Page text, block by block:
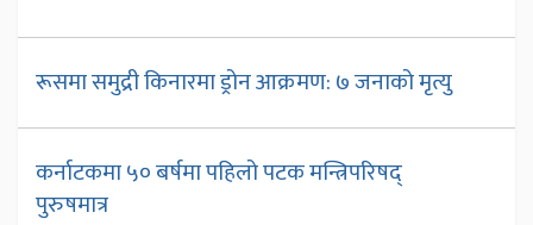
रूसमा समुद्री किनारमा ड्रोन आक्रमण: ७ जनाको मृत्यु
कर्नाटकमा ५० बर्षमा पहिलो पटक मन्त्रिपरिषद्
पुरुषमात्र